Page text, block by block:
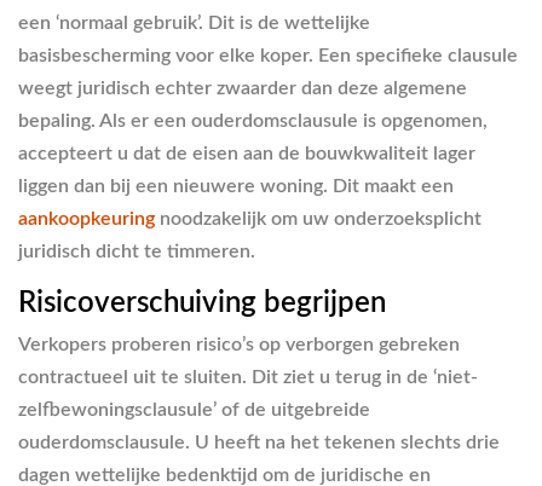
een ‘normaal gebruik’. Dit is de wettelijke
basisbescherming voor elke koper. Een specifieke clausule
weegt juridisch echter zwaarder dan deze algemene
bepaling. Als er een ouderdomsclausule is opgenomen,
accepteert u dat de eisen aan de bouwkwaliteit lager
liggen dan bij een nieuwere woning. Dit maakt een
aankoopkeuring noodzakelijk om uw onderzoeksplicht
juridisch dicht te timmeren.
Risicoverschuiving begrijpen
Verkopers proberen risico’s op verborgen gebreken
contractueel uit te sluiten. Dit ziet u terug in de ‘niet-
zelfbewoningsclausule’ of de uitgebreide
ouderdomsclausule. U heeft na het tekenen slechts drie
dagen wettelijke bedenktijd om de juridische en